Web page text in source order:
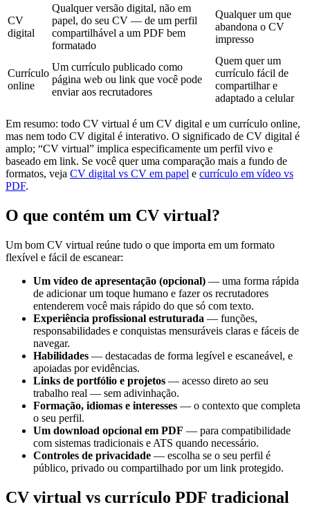
CV
digital
Qualquer versão digital, não em
papel, do seu CV — de um perfil
compartilhável a um PDF bem
formatado
Qualquer um que
abandona o CV
impresso
Currículo
online
Um currículo publicado como
página web ou link que você pode
enviar aos recrutadores
Quem quer um
currículo fácil de
compartilhar e
adaptado a celular
Em resumo: todo CV virtual é um CV digital e um currículo online,
mas nem todo CV digital é interativo. O significado de CV digital é
amplo; “CV virtual” implica especificamente um perfil vivo e
baseado em link. Se você quer uma comparação mais a fundo de
formatos, veja CV digital vs CV em papel e currículo em vídeo vs
PDF.
O que contém um CV virtual?
Um bom CV virtual reúne tudo o que importa em um formato
flexível e fácil de escanear:
Um vídeo de apresentação (opcional) — uma forma rápida
de adicionar um toque humano e fazer os recrutadores
entenderem você mais rápido do que só com texto.
Experiência profissional estruturada — funções,
responsabilidades e conquistas mensuráveis claras e fáceis de
navegar.
Habilidades — destacadas de forma legível e escaneável, e
apoiadas por evidências.
Links de portfólio e projetos — acesso direto ao seu
trabalho real — sem adivinhação.
Formação, idiomas e interesses — o contexto que completa
o seu perfil.
Um download opcional em PDF — para compatibilidade
com sistemas tradicionais e ATS quando necessário.
Controles de privacidade — escolha se o seu perfil é
público, privado ou compartilhado por um link protegido.
CV virtual vs currículo PDF tradicional